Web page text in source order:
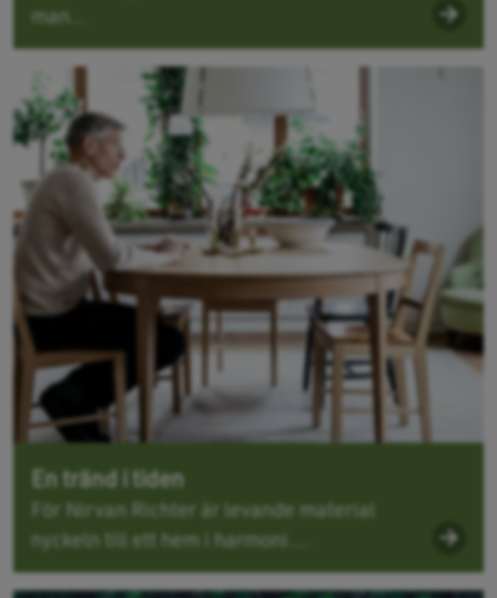
man...
En tränd i tiden
För Nirvan Richter är levande material
nyckeln till ett hem i harmoni....